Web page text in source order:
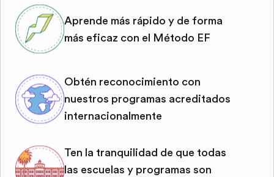
Aprende más rápido y de forma
más eficaz con el Método EF
Obtén reconocimiento con
nuestros programas acreditados
internacionalmente
Ten la tranquilidad de que todas
las escuelas y programas son